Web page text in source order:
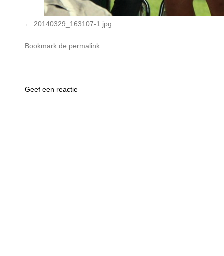
20140329_163107-1.jpg
Bookmark de permalink
Geef een reactie